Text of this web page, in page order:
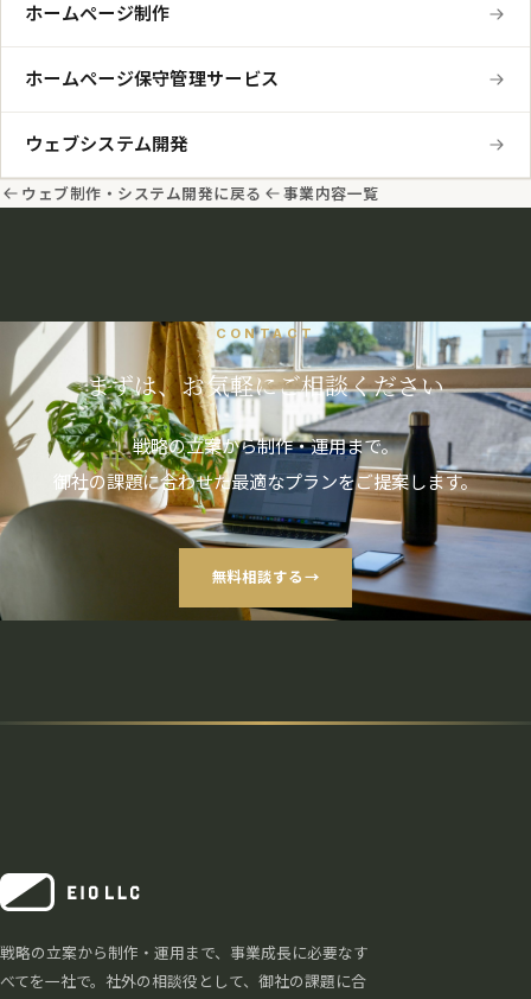
ホームページ制作
ホームページ保守管理サービス
ウェブシステム開発
ウェブ制作・システム開発に戻る 事業内容一覧
CONTACT
まずは、お気軽にご相談ください
戦略の立案から制作・運用まで。
御社の課題に合わせた最適なプランをご提案します。
無料相談する →
戦略の立案から制作・運用まで、事業成長に必要なす
べてを一社で。社外の相談役として、御社の課題に合